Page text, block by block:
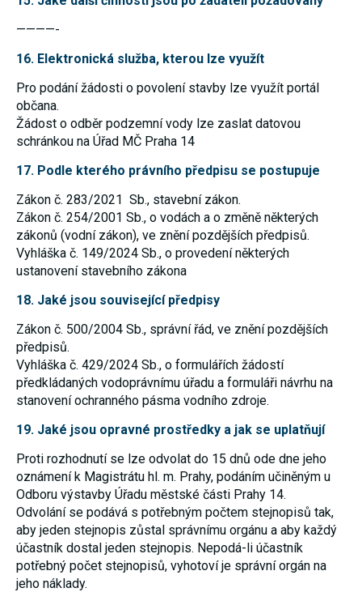
————-
16. Elektronická služba, kterou lze využít
Pro podání žádosti o povolení stavby lze využít portál
občana.
Žádost o odběr podzemní vody lze zaslat datovou
schránkou na Úřad MČ Praha 14
17. Podle kterého právního předpisu se postupuje
Zákon č. 283/2021 Sb., stavební zákon.
Zákon č. 254/2001 Sb., o vodách a o změně některých
zákonů (vodní zákon), ve znění pozdějších předpisů.
Vyhláška č. 149/2024 Sb., o provedení některých
ustanovení stavebního zákona
18. Jaké jsou související předpisy
Zákon č. 500/2004 Sb., správní řád, ve znění pozdějších
předpisů.
Vyhláška č. 429/2024 Sb., o formulářích žádostí
předkládaných vodoprávnímu úřadu a formuláři návrhu na
stanovení ochranného pásma vodního zdroje.
19. Jaké jsou opravné prostředky a jak se uplatňují
Proti rozhodnutí se lze odvolat do 15 dnů ode dne jeho
oznámení k Magistrátu hl. m. Prahy, podáním učiněným u
Odboru výstavby Úřadu městské části Prahy 14.
Odvolání se podává s potřebným počtem stejnopisů tak,
aby jeden stejnopis zůstal správnímu orgánu a aby každý
účastník dostal jeden stejnopis. Nepodá-li účastník
potřebný počet stejnopisů, vyhotoví je správní orgán na
jeho náklady.